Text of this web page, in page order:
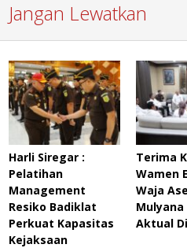
Jangan Lewatkan
Harli Siregar :
Pelatihan
Management
Resiko Badiklat
Perkuat Kapasitas
Kejaksaan
Terima
Wamen
Waja
Mulyana
Aktual Di